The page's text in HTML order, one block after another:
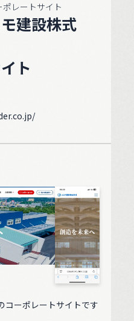
レートサイト
建設株式
ト
コーポレートサイトです